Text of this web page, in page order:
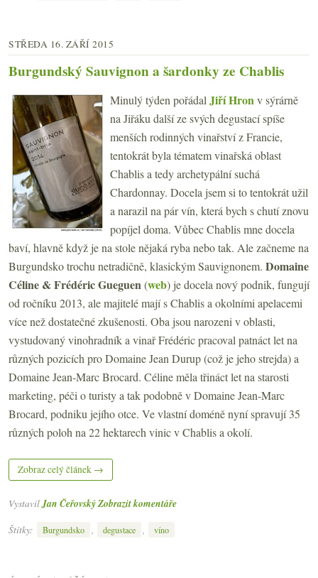
STŘEDA 16. ZÁŘÍ 2015
Burgundský Sauvignon a šardonky ze Chablis
Minulý týden pořádal Jiří Hronv sýrárně
na Jiřáku další ze svých degustací spíše
menších rodinných vinařství z Francie,
tentokrát byla tématem vinařská oblast
Chablis a tedy archetypální suchá
Chardonnay. Docela jsem si to tentokrát užil
a narazil na pár vín, která bych s chutí znovu
popíjel doma. Vůbec Chablis mne docela
baví, hlavně když je na stole nějaká ryba nebo tak. Ale začneme na
Burgundsko trochu netradičně, klasickým Sauvignonem. Domaine
Céline & Frédéric Gueguen(web) je docela nový podnik, fungují
od ročníku 2013, ale majitelé mají s Chablis a okolními apelacemi
více než dostatečné zkušenosti. Oba jsou narozeni v oblasti,
vystudovaný vinohradník a vinař Frédéric pracoval patnáct let na
různých pozicích pro Domaine Jean Durup (což je jeho strejda) a
Domaine Jean-Marc Brocard. Céline měla třináct let na starosti
marketing, péči o turisty a tak podobně v Domaine Jean-Marc
Brocard, podniku jejího otce. Ve vlastní doméně nyní spravují 35
různých poloh na 22 hektarech vinic v Chablis a okolí.
Zobraz celý článek →
VystavilJan ČeřovskýZobrazit komentáře
Štítky:
Burgundsko degustace víno